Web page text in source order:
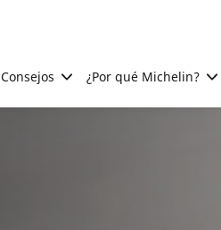
Consejos ¿Por qué Michelin?